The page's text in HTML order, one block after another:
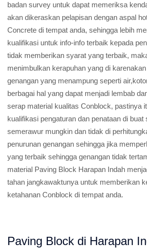
badan survey untuk dapat memeriksa
akan dikeraskan pelapisan dengan aspal
Concrete di tempat anda, sehingga lebih
kualifikasi untuk info-info terbaik kepada
tidak memberikan syarat yang terbaik,
menimbulkan kerapuhan yang di
genangan yang menampung seperti
berbagai hal yang dapat menjadi lembab
serap material kualitas Conblock, pastinya
kualifikasi pengaturan dan penataan di buat
semerawur mungkin dan tidak di
penurunan genangan sehingga jika
yang terbaik sehingga genangan tidak
material Paving Block Harapan Indah
tahan jangkawaktunya untuk memberikan
ketahanan Conblock di tempat anda.
Paving Block di Harapan